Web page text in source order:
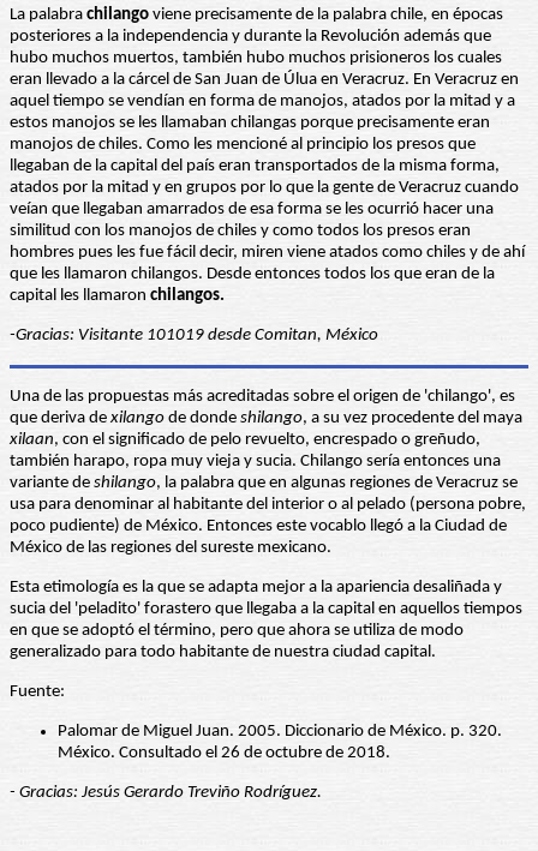
La palabra chilango viene precisamente de la palabra chile, en épocas
posteriores a la independencia y durante la Revolución además que
hubo muchos muertos, también hubo muchos prisioneros los cuales
eran llevado a la cárcel de San Juan de Úlua en Veracruz. En Veracruz en
aquel tiempo se vendían en forma de manojos, atados por la mitad y a
estos manojos se les llamaban chilangas porque precisamente eran
manojos de chiles. Como les mencioné al principio los presos que
llegaban de la capital del país eran transportados de la misma forma,
atados por la mitad y en grupos por lo que la gente de Veracruz cuando
veían que llegaban amarrados de esa forma se les ocurrió hacer una
similitud con los manojos de chiles y como todos los presos eran
hombres pues les fue fácil decir, miren viene atados como chiles y de ahí
que les llamaron chilangos. Desde entonces todos los que eran de la
capital les llamaron chilangos.
-Gracias: Visitante 101019 desde Comitan, México
Una de las propuestas más acreditadas sobre el origen de 'chilango', es
que deriva de xilango de donde shilango, a su vez procedente del maya
xilaan, con el significado de pelo revuelto, encrespado o greñudo,
también harapo, ropa muy vieja y sucia. Chilango sería entonces una
variante de shilango, la palabra que en algunas regiones de Veracruz se
usa para denominar al habitante del interior o al pelado (persona pobre,
poco pudiente) de México. Entonces este vocablo llegó a la Ciudad de
México de las regiones del sureste mexicano.
Esta etimología es la que se adapta mejor a la apariencia desaliñada y
sucia del 'peladito' forastero que llegaba a la capital en aquellos tiempos
en que se adoptó el término, pero que ahora se utiliza de modo
generalizado para todo habitante de nuestra ciudad capital.
Fuente:
Palomar de Miguel Juan. 2005. Diccionario de México. p. 320.
México. Consultado el 26 de octubre de 2018.
- Gracias: Jesús Gerardo Treviño Rodríguez.